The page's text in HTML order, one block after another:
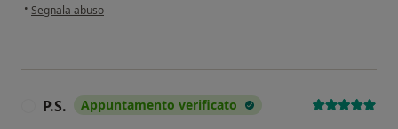
• secondo l'opinione dell'utente Miriana Maugeri
Segnala abuso
P.S. Appuntamento verificato